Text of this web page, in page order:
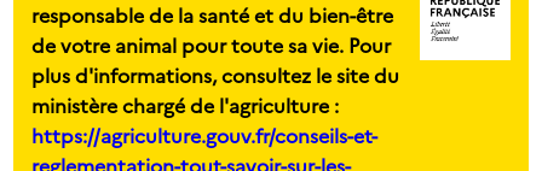
responsable de la santé et du bien-être
de votre animal pour toute sa vie. Pour
plus d'informations, consultez le site du
ministère chargé de l'agriculture :
https://agriculture.gouv.fr/conseils-et-
reglementation-tout-savoir-sur-les-